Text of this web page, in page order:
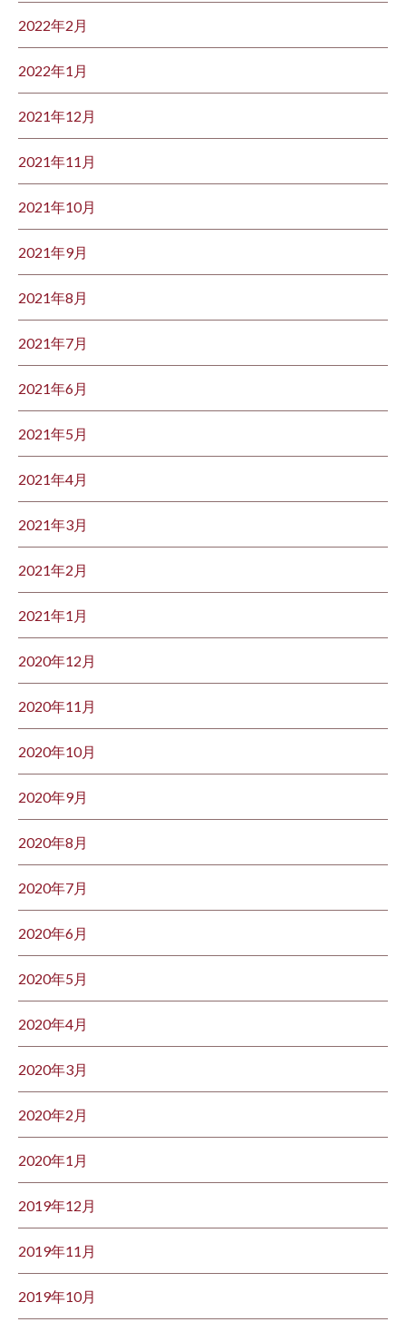
2022年2月
2022年1月
2021年12月
2021年11月
2021年10月
2021年9月
2021年8月
2021年7月
2021年6月
2021年5月
2021年4月
2021年3月
2021年2月
2021年1月
2020年12月
2020年11月
2020年10月
2020年9月
2020年8月
2020年7月
2020年6月
2020年5月
2020年4月
2020年3月
2020年2月
2020年1月
2019年12月
2019年11月
2019年10月